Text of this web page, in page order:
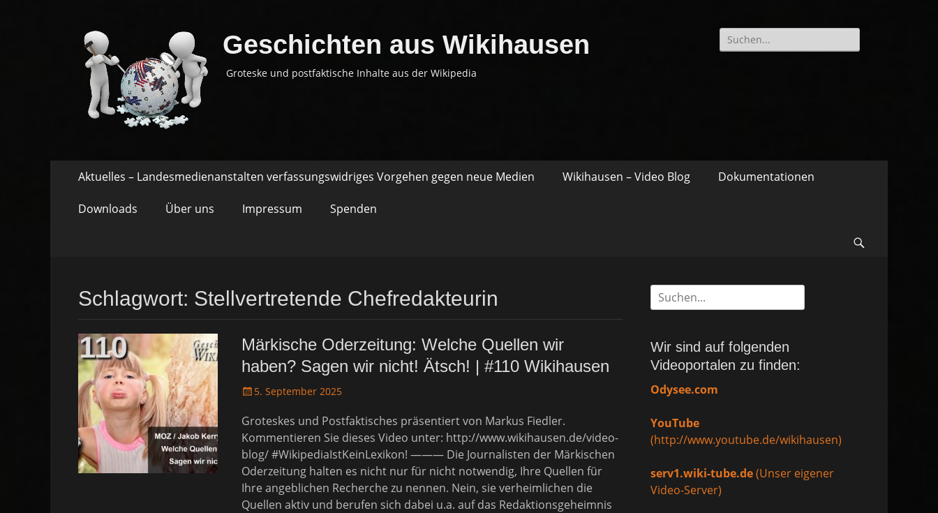
Geschichten aus Wikihausen
Groteske und postfaktische Inhalte aus der Wikipedia
Suche
nach:
Primäres
Springe
zum
Inhalt
Aktuelles – Landesmedienanstalten verfassungswidriges Vorgehen gegen neue Medien Wikihausen – Video Blog Dokumentationen
Downloads Über uns Impressum Spenden
Schlagwort: Stellvertretende Chefredakteurin
Märkische Oderzeitung: Welche Quellen wir
haben? Sagen wir nicht! Ätsch! | #110 Wikihausen
P
s
t
e
d
o
n
5. September 2025
Groteskes und Postfaktisches präsentiert von Markus Fiedler.
Kommentieren Sie dieses Video unter: http://www.wikihausen.de/video-
blog/ #WikipediaIstKeinLexikon! ——— Die Journalisten der Märkischen
Oderzeitung halten es nicht nur für nicht notwendig, Ihre Quellen für
Ihre angeblichen Recherche zu nennen. Nein, sie verheimlichen die
Quellen aktiv und berufen sich dabei u.a. auf das Redaktionsgeheimnis
Suche
nach:
Wir sind auf folgenden
Videoportalen zu finden:
Odysee.com
YouTube
(http://www.youtube.de/wikihausen)
serv1.wiki-tube.de(Unser eigener
Video-Server)